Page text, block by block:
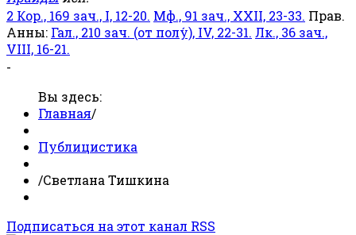
2 Кор., 169 зач., I, 12-20. Мф., 91 зач., XXII, 23-33. Прав.
Анны: Гал., 210 зач. (от полу́), IV, 22-31. Лк., 36 зач.,
VIII, 16-21.
-
Вы здесь:
Главная/
Публицистика
/Светлана Тишкина
Подписаться на этот канал RSS